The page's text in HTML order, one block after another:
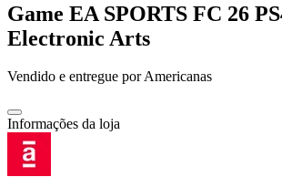
Game EA SPORTS FC 26
Electronic Arts
Vendido e entregue porAmericanas
Informações da loja